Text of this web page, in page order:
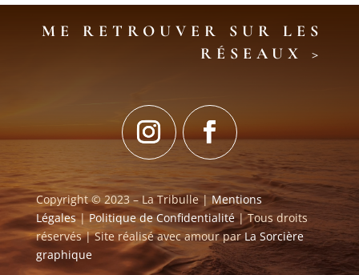
ME RETROUVER SUR LES
RÉSEAUX>
Copyright © 2023 – La Tribulle |Mentions
Légales|Politique de Confidentialité| Tous droits
réservés | Site réalisé avec amour parLa Sorcière
graphique